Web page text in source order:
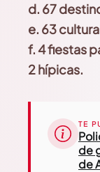
d. 67
e. 63
f. 4 fiestas
2 hípicas.
TE
de
de